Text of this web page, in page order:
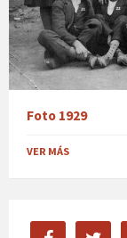
Foto 1929
VER MÁS
facebook twitter